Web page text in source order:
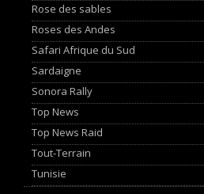
Rose des sables
Roses des Andes
Safari Afrique du Sud
Sardaigne
Sonora Rally
Top News
Top News Raid
Tout-Terrain
Tunisie